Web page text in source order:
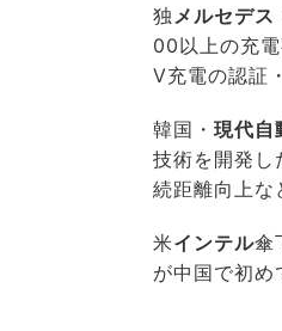
独メルセデス
00以上の充
V充電の認証
韓国・ 現代自
技術を開発し
続距離向上な
米インテル傘
が中国で初め